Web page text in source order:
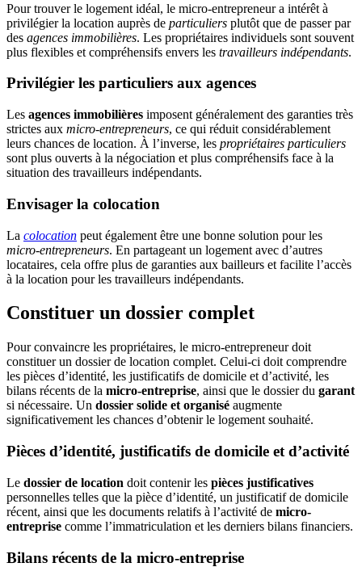
Pour trouver le logement idéal, le micro-entrepreneur a intérêt à
privilégier la location auprès de particuliers plutôt que de passer par
des agences immobilières. Les propriétaires individuels sont souvent
plus flexibles et compréhensifs envers les travailleurs indépendants.
Privilégier les particuliers aux agences
Les agences immobilières imposent généralement des garanties très
strictes aux micro-entrepreneurs, ce qui réduit considérablement
leurs chances de location. À l’inverse, les propriétaires particuliers
sont plus ouverts à la négociation et plus compréhensifs face à la
situation des travailleurs indépendants.
Envisager la colocation
La colocation peut également être une bonne solution pour les
micro-entrepreneurs. En partageant un logement avec d’autres
locataires, cela offre plus de garanties aux bailleurs et facilite l’accès
à la location pour les travailleurs indépendants.
Constituer un dossier complet
Pour convaincre les propriétaires, le micro-entrepreneur doit
constituer un dossier de location complet. Celui-ci doit comprendre
les pièces d’identité, les justificatifs de domicile et d’activité, les
bilans récents de la micro-entreprise, ainsi que le dossier du garant
si nécessaire. Un dossier solide et organisé augmente
significativement les chances d’obtenir le logement souhaité.
Pièces d’identité, justificatifs de domicile et d’activité
Le dossier de location doit contenir les pièces justificatives
personnelles telles que la pièce d’identité, un justificatif de domicile
récent, ainsi que les documents relatifs à l’activité de micro-
entreprise comme l’immatriculation et les derniers bilans financiers.
Bilans récents de la micro-entreprise